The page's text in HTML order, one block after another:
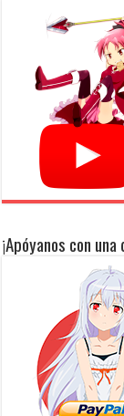
¡Apóyanos con